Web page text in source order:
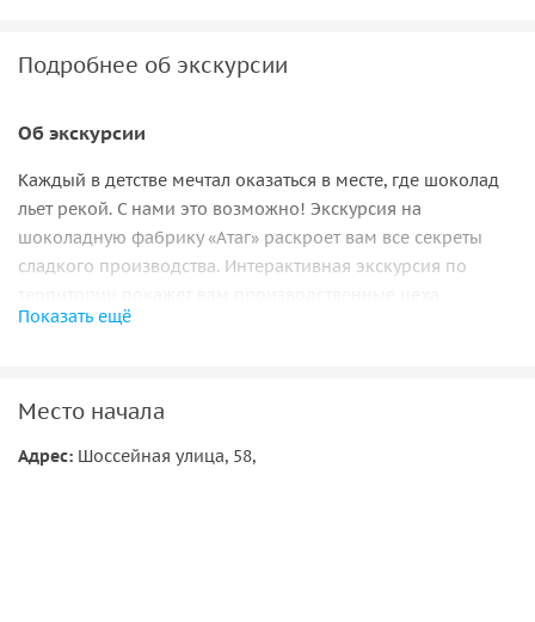
Подробнее об экскурсии
Об экскурсии
Каждый в детстве мечтал оказаться в месте, где шоколад
льет рекой. С нами это возможно! Экскурсия на
шоколадную фабрику «Атаг» раскроет вам все секреты
сладкого производства. Интерактивная экскурсия по
расскажет, карамель оказывается внутри конфеты и даст
Показать ещё
Место начала
Адрес: Шоссейная улица, 58,